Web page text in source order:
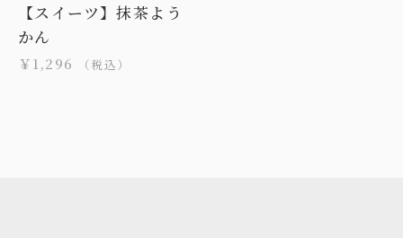
【スイーツ】抹茶よう
かん
￥1,296 （税込）